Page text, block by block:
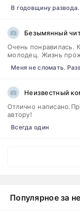
В годовщину
Безымянный
Очень понравилась.
молодец. Жизнь
Меня не сломать.
Неизвестный
Отлично
автору!
Всегда один
Популярное за